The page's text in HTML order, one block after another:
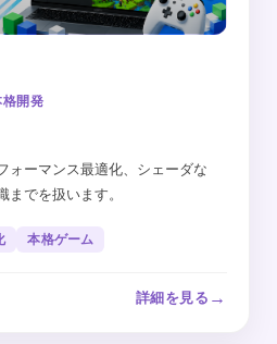
開発
ォーマンス最適化、シェーダな
までを扱います。
本格ゲーム
詳細を見る →